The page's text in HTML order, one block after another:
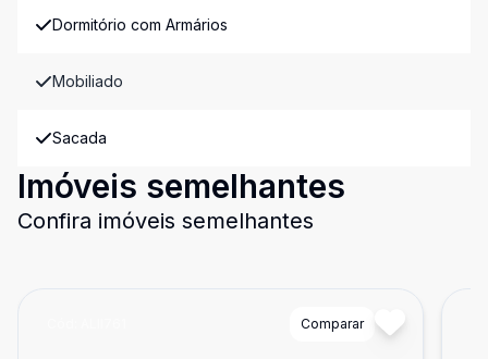
Dormitório com Armários
Mobiliado
Sacada
Imóveis semelhantes
Confira imóveis semelhantes
Comparar